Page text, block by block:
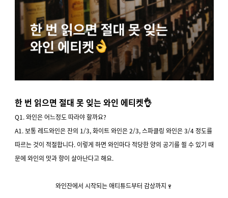
한 번 읽으면 절대 못 잊는 와인 에티켓👌
Q1. 와인은 어느정도 따라야 할까요?
A1. 보통 레드와인은 잔의 1/3, 화이트 와인은 2/3, 스파클링 와인은 3/4 정도를
따르는 것이 적절합니다. 이렇게 하면 와인마다 적당한 양의 공기를 쐴 수 있기 때
문에 와인의 맛과 향이 살아난다고 해요.
와인잔에서 시작되는 애티튜드부터 감상까지 🍷